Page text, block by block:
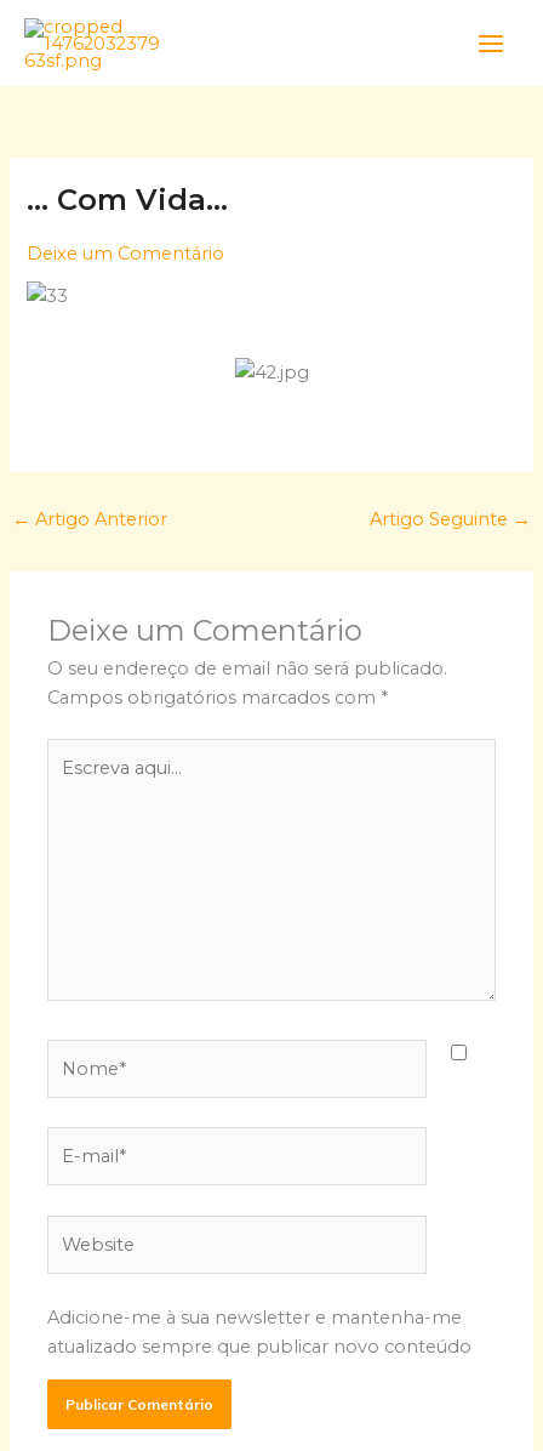
Skip
content
… Com Vida…
Deixe um Comentário
← Artigo Anterior Artigo Seguinte →
Deixe um Comentário
O seu endereço de email não será publicado.
Campos obrigatórios marcados com *
aqui...
mail*
Adicione-me à sua newsletter e mantenha-me
atualizado sempre que publicar novo conteúdo